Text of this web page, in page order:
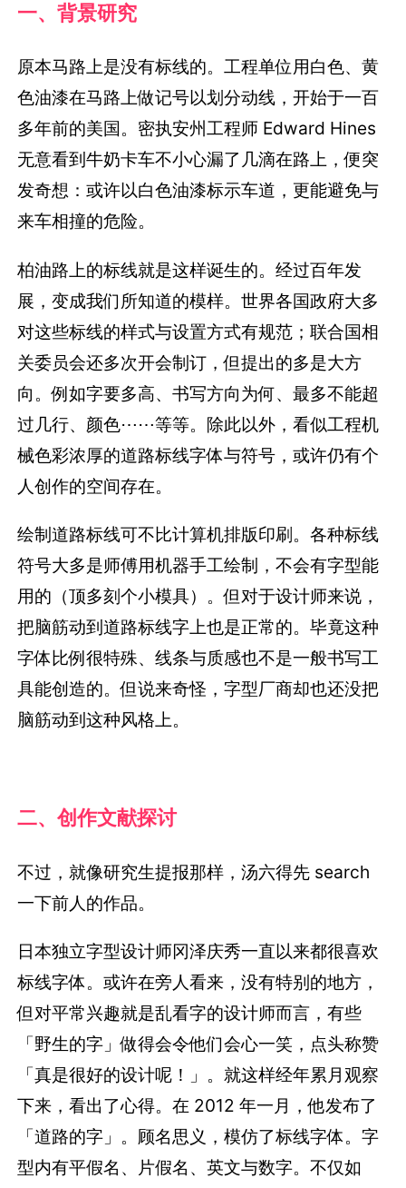
一、背景研究
原本马路上是没有标线的。工程单位用白色、黄
色油漆在马路上做记号以划分动线，开始于一百
多年前的美国。密执安州工程师 Edward Hines
无意看到牛奶卡车不小心漏了几滴在路上，便突
发奇想：或许以白色油漆标示车道，更能避免与
来车相撞的危险。
柏油路上的标线就是这样诞生的。经过百年发
展，变成我们所知道的模样。世界各国政府大多
对这些标线的样式与设置方式有规范；联合国相
关委员会还多次开会制订，但提出的多是大方
向。例如字要多高、书写方向为何、最多不能超
过几行、颜色⋯⋯等等。除此以外，看似工程机
械色彩浓厚的道路标线字体与符号，或许仍有个
人创作的空间存在。
绘制道路标线可不比计算机排版印刷。各种标线
符号大多是师傅用机器手工绘制，不会有字型能
用的（顶多刻个小模具）。但对于设计师来说，
把脑筋动到道路标线字上也是正常的。毕竟这种
字体比例很特殊、线条与质感也不是一般书写工
具能创造的。但说来奇怪，字型厂商却也还没把
脑筋动到这种风格上。
二、创作文献探讨
不过，就像研究生提报那样，汤六得先 search
一下前人的作品。
日本独立字型设计师冈泽庆秀一直以来都很喜欢
标线字体。或许在旁人看来，没有特别的地方，
但对平常兴趣就是乱看字的设计师而言，有些
「野生的字」做得会令他们会心一笑，点头称赞
「真是很好的设计呢！」。就这样经年累月观察
下来，看出了心得。在 2012 年一月，他发布了
「道路的字」。顾名思义，模仿了标线字体。字
型内有平假名、片假名、英文与数字。不仅如